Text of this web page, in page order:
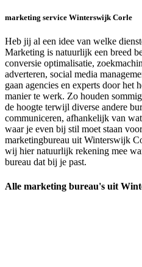
marketing service Winterswijk Corle
Heb jij al een idee van welke
Marketing is natuurlijk een breed
conversie optimalisatie,
adverteren, social media
gaan agencies en experts door het
manier te werk. Zo houden
de hoogte terwijl diverse andere
communiceren, afhankelijk van
waar je even bij stil moet staan
marketingbureau uit Winterswijk
wij hier natuurlijk rekening mee
bureau dat bij je past.
Alle marketing bureau's uit